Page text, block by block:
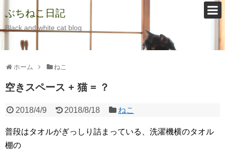
ぶちねこ日記
Black and white cat blog
ホーム ねこ
空きスペース + 猫 = ？
2018/4/9 2018/8/18 ねこ
普段はタオルがぎっしり詰まっている、洗濯機横のタオル
棚の